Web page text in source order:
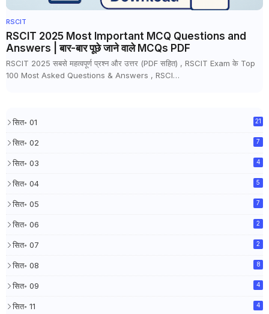
RSCIT
RSCIT 2025 Most Important MCQ Questions and
Answers | बार-बार पूछे जाने वाले MCQs PDF
RSCIT 2025 सबसे महत्वपूर्ण प्रश्न और उत्तर (PDF सहित) , RSCIT Exam के Top
100 Most Asked Questions & Answers , RSCI…
सित॰ 01 21
सित॰ 02 7
सित॰ 03 4
सित॰ 04 5
सित॰ 05 7
सित॰ 06 2
सित॰ 07 2
सित॰ 08 8
सित॰ 09 4
सित॰ 11 4